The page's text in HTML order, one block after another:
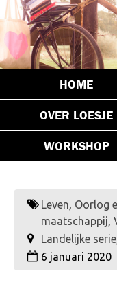
HOME
OVER LOESJE
WORKSHOP
Leven, Oorlog
maatschappij,
Landelijke serie
6 januari 2020